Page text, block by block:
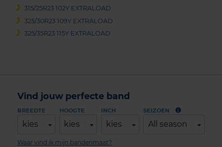
315/25R23 102Y EXTRALOAD
325/30R23 109Y EXTRALOAD
325/35R23 115Y EXTRALOAD
Vind jouw perfecte band
BREEDTE
kies
HOOGTE
kies
INCH
kies
SEIZOEN
All season
Waar vind ik mijn bandenmaat?